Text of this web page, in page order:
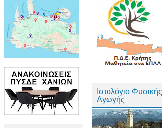
Ιστολόγιο Φυσικής
Αγωγής